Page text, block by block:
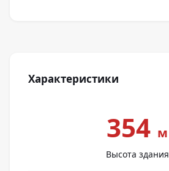
Характеристики
354 м
Высота здания